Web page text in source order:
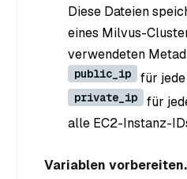
Diese Dateien
eines Milvus-
verwendeten
public_ip für
private_ip
für
alle EC2-Instanz-
Variablen